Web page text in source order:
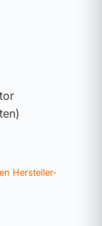
Hersteller-